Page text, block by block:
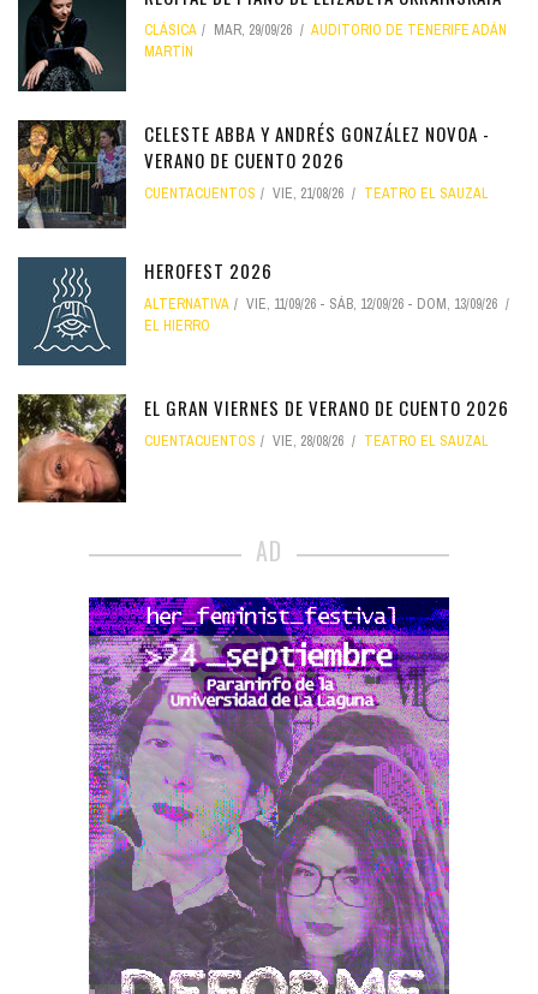
CLÁSICA MAR, 29/09/26
AUDITORIO DE TENERIFE ADÁN
MARTÍN
CELESTE ABBA Y ANDRÉS GONZÁLEZ NOVOA -
VERANO DE CUENTO 2026
CUENTACUENTOS VIE, 21/08/26 TEATRO EL SAUZAL
HEROFEST 2026
ALTERNATIVA VIE, 11/09/26 - SÁB, 12/09/26 - DOM, 13/09/26
EL HIERRO
EL GRAN VIERNES DE VERANO DE CUENTO 2026
CUENTACUENTOS VIE, 28/08/26 TEATRO EL SAUZAL
AD